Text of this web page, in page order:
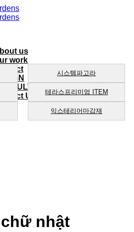
us
work
Us
시스템파고라
테라스프리미엄 ITEM
익스테리어마감재
nhật